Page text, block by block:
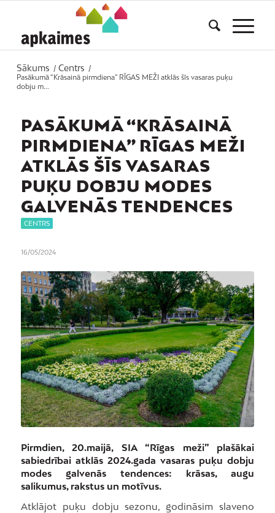
Sākums / Centrs
/
Pasākumā “Krāsainā pirmdiena” RĪGAS MEŽI atklās šīs vasaras puķu
dobju m...
PASĀKUMĀ “KRĀSAINĀ
PIRMDIENA” RĪGAS MEŽI
ATKLĀS ŠĪS VASARAS
PUĶU DOBJU MODES
GALVENĀS TENDENCES
CENTRS
16/05/2024
Pirmdien, 20.maijā, SIA “Rīgas meži” plašākai
sabiedrībai atklās 2024.gada vasaras puķu dobju
modes galvenās tendences: krāsas, augu
salikumus, rakstus un motīvus.
Atklājot puķu dobju sezonu, godināsim slaveno